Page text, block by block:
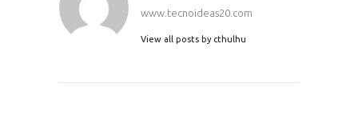
www.tecnoideas20.com
View all posts by cthulhu